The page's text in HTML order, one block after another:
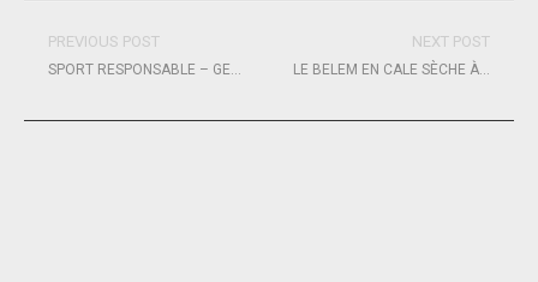
PREVIOUS POST
SPORT RESPONSABLE – GENERALI : LES VAINQUEURS SONT …
NEXT POST
LE BELEM EN CALE SÈCHE À MARSEILLE